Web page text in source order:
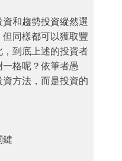
和趨勢投資縱然選
同樣都可以獲取豐
到底上述的投資者
格呢？依筆者愚
方法，而是投資的
鍵